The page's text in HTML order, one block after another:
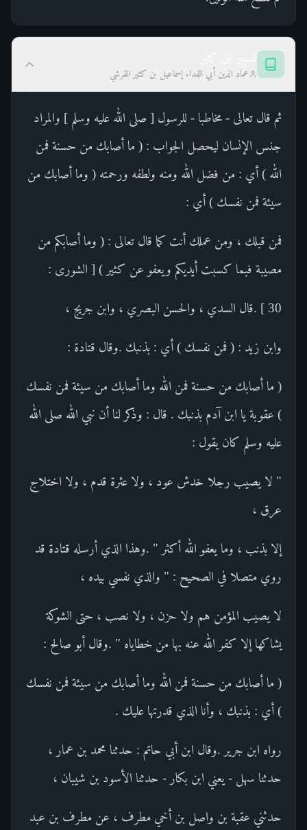
عماد الدين أبي الفداء إسماعيل بن كثير القرشي
ثم قال تعالى - مخاطبا - للرسول [ صلى الله عليه وسلم ] والمراد
جنس الإنسان ليحصل الجواب : ( ما أصابك من حسنة فمن
الله ) أي : من فضل الله ومنه ولطفه ورحمته ( وما أصابك من
سيئة فمن نفسك ) أي :
فمن قبلك ، ومن عملك أنت كما قال تعالى : ( وما أصابكم من
مصيبة فبما كسبت أيديكم ويعفو عن كثير ) [ الشورى :
30 ] .قال السدي ، والحسن البصري ، وابن جريج ،
وابن زيد : ( فمن نفسك ) أي : بذنبك .وقال قتادة :
( ما أصابك من حسنة فمن الله وما أصابك من سيئة فمن نفسك
) عقوبة يا ابن آدم بذنبك . قال : وذكر لنا أن نبي الله صلى الله
عليه وسلم كان يقول :
" لا يصيب رجلا خدش عود ، ولا عثرة قدم ، ولا اختلاج
عرق ،
إلا بذنب ، وما يعفو الله أكثر " .وهذا الذي أرسله قتادة قد
روي متصلا في الصحيح : " والذي نفسي بيده ،
لا يصيب المؤمن هم ولا حزن ، ولا نصب ، حتى الشوكة
يشاكها إلا كفر الله عنه بها من خطاياه " .وقال أبو صالح :
( ما أصابك من حسنة فمن الله وما أصابك من سيئة فمن نفسك
) أي : بذنبك ، وأنا الذي قدرتها عليك .
رواه ابن جرير .وقال ابن أبي حاتم : حدثنا محمد بن عمار ،
حدثنا سهل - يعني ابن بكار - حدثنا الأسود بن شيبان ،
حدثني عقبة بن واصل بن أخي مطرف ، عن مطرف بن عبد